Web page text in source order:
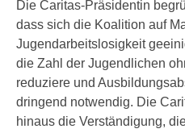
Die Caritas-Präsidentin
dass sich die Koalition auf
Jugendarbeitslosigkeit
die Zahl der Jugendlichen
reduziere und
dringend notwendig. Die
hinaus die Verständigung,